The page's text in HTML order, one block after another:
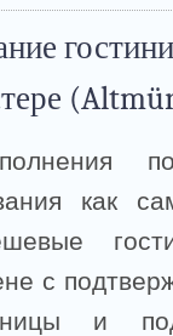
как
с
и